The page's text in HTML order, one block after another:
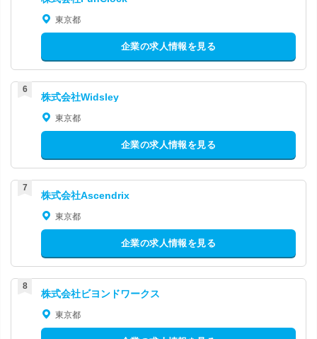
東京都
企業の求人情報を見る
株式会社Widsley
東京都
企業の求人情報を見る
株式会社Ascendrix
東京都
企業の求人情報を見る
株式会社ビヨンドワークス
東京都